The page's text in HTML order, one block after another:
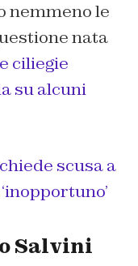
nemmeno le
nata
ciliegie
su alcuni
scusa a
Salvini